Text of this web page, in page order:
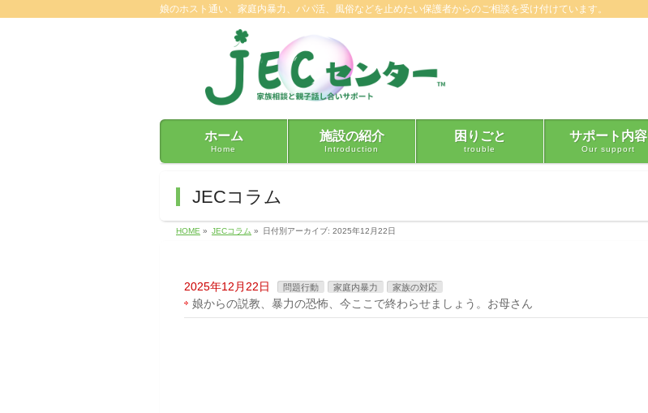
娘のホスト通い、家庭内暴力、パパ活、風俗などを止めたい保護者からのご相談を受け付けています。
ホーム
Home
施設の紹介
Introduction
困りごと
trouble
サポート内容
Our support
JECコラム
HOME » JECコラム » 日付別アーカイブ: 2025年12月22日
2025年12月22日 問題行動 家庭内暴力 家族の対応
娘からの説教、暴力の恐怖、今ここで終わらせましょう。お母さん